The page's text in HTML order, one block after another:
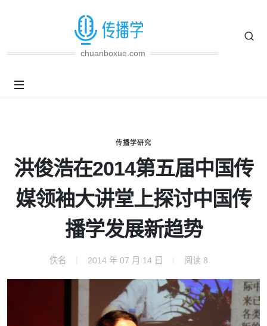
chuanboxue.com
传播学研究
洪俊浩在2014第五届中国传
媒领袖大讲堂上探讨中国传
播学发展新趋势
佚名 2014 年 07 月 14 日 阅读 8